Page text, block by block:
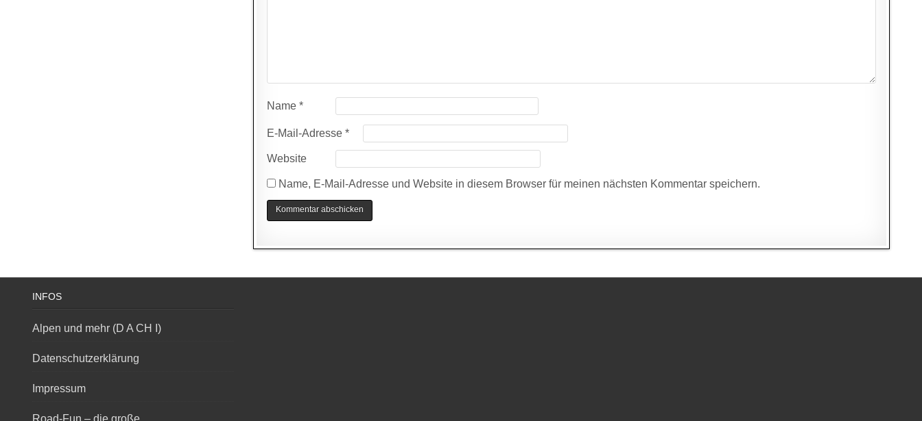
Name*
E-Mail-Adresse*
Website
Name, E-Mail-Adresse und Website in diesem Browser für meinen nächsten Kommentar speichern.
INFOS
Alpen und mehr (D A CH I)
Datenschutzerklärung
Impressum